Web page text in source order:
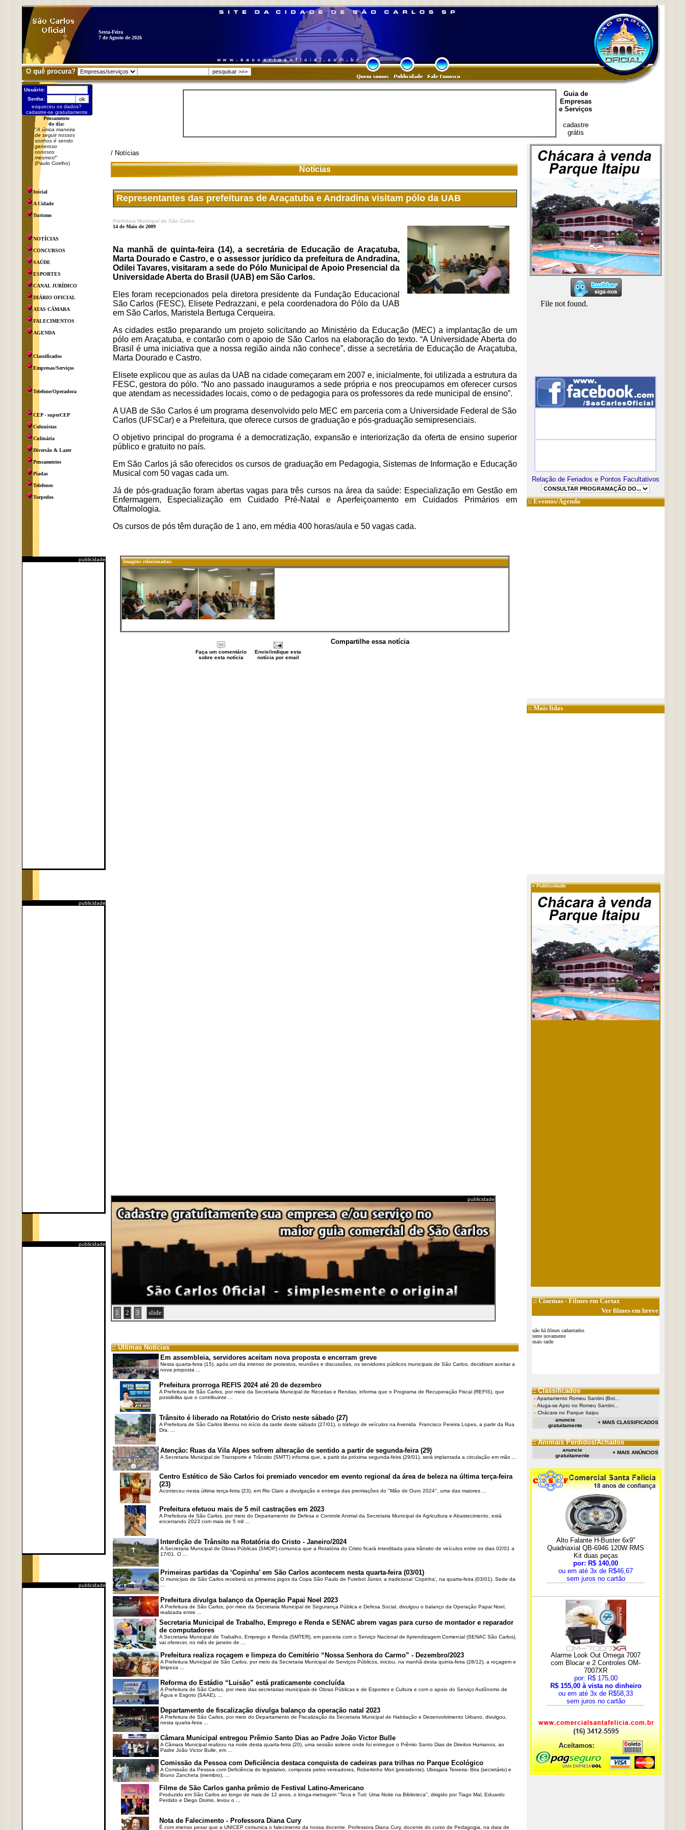
Sexta-Feira
7 de Agosto de 2026
O quê procura?
Usuário:
Senha:
esqueceu os dados?
cadastre-se gratuitamente
Pensamento
do dia:
"A única maneira
de seguir nossos
sonhos é sendo
generoso
conosco
mesmos!"
(Paulo Coelho)
Inicial
A Cidade
Turismo
NOTÍCIAS
CONCURSOS
SAÚDE
ESPORTES
CANAL JURÍDICO
DIÁRIO OFICIAL
ATAS CÂMARA
FALECIMENTOS
AGENDA
Classificados
Empresas/Serviços
Telefone/Operadora
CEP - superCEP
Colunistas
Culinária
Diversão & Lazer
Pensamentos
Piadas
Telefones
Torpedos
publicidade
publicidade
publicidade
publicidade
Guia de
Empresas
e Serviços
cadastre
grátis
/ Notícias
Notícias
Representantes das prefeituras de Araçatuba e Andradina visitam pólo da UAB
Prefeitura Municipal de São Carlos
14 de Maio de 2009
Na manhã de quinta-feira (14), a secretária de Educação de Araçatuba,
Marta Dourado e Castro, e o assessor jurídico da prefeitura de Andradina,
Odilei Tavares, visitaram a sede do Pólo Municipal de Apoio Presencial da
Universidade Aberta do Brasil (UAB) em São Carlos.
Eles foram recepcionados pela diretora presidente da Fundação Educacional
São Carlos (FESC), Elisete Pedrazzani, e pela coordenadora do Pólo da UAB
em São Carlos, Maristela Bertuga Cerqueira.
As cidades estão preparando um projeto solicitando ao Ministério da Educação (MEC) a implantação de um
pólo em Araçatuba, e contarão com o apoio de São Carlos na elaboração do texto. “A Universidade Aberta do
Brasil é uma iniciativa que a nossa região ainda não conhece”, disse a secretária de Educação de Araçatuba,
Marta Dourado e Castro.
Elisete explicou que as aulas da UAB na cidade começaram em 2007 e, inicialmente, foi utilizada a estrutura da
FESC, gestora do pólo. “No ano passado inauguramos a sede própria e nos preocupamos em oferecer cursos
que atendam as necessidades locais, como o de pedagogia para os professores da rede municipal de ensino”.
A UAB de São Carlos é um programa desenvolvido pelo MEC em parceria com a Universidade Federal de São
Carlos (UFSCar) e a Prefeitura, que oferece cursos de graduação e pós-graduação semipresenciais.
O objetivo principal do programa é a democratização, expansão e interiorização da oferta de ensino superior
público e gratuito no país.
Em São Carlos já são oferecidos os cursos de graduação em Pedagogia, Sistemas de Informação e Educação
Musical com 50 vagas cada um.
Já de pós-graduação foram abertas vagas para três cursos na área da saúde: Especialização em Gestão em
Enfermagem, Especialização em Cuidado Pré-Natal e Aperfeiçoamento em Cuidados Primários em
Oftalmologia.
Os cursos de pós têm duração de 1 ano, em média 400 horas/aula e 50 vagas cada.
Imagens relacionadas:
Compartilhe essa notícia
Faça um comentário
sobre esta notícia
Envie/indique esta
notícia por email
publicidade
1 2 3 slide
:: Últimas Notícias
Em assembleia, servidores aceitam nova proposta e encerram greve
Nesta quarta-feira (15), após um dia intenso de protestos, reuniões e discussões, os servidores públicos municipais de São Carlos, decidiram aceitar a
nova proposta ...
Prefeitura prorroga REFIS 2024 até 20 de dezembro
A Prefeitura de São Carlos, por meio da Secretaria Municipal de Receitas e Rendas, informa que o Programa de Recuperação Fiscal (REFIS), que
possibilita que o contribuinte ...
Trânsito é liberado na Rotatório do Cristo neste sábado (27)
A Prefeitura de São Carlos liberou no início da tarde deste sábado (27/01), o tráfego de veículos na Avenida Francisco Pereira Lopes, a partir da Rua
Dra. ...
Atenção: Ruas da Vila Alpes sofrem alteração de sentido a partir de segunda-feira (29)
A Secretaria Municipal de Transporte e Trânsito (SMTT) informa que, a partir da próxima segunda-feira (29/01), será implantada a circulação em mão ...
Centro Estético de São Carlos foi premiado vencedor em evento regional da área de beleza na última terça-feira
(23)
Aconteceu nesta última terça-feira (23), em Rio Claro a divulgação e entrega das premiações do "Mão de Ouro 2024", uma das maiores ...
Prefeitura efetuou mais de 5 mil castrações em 2023
A Prefeitura de São Carlos, por meio do Departamento de Defesa e Controle Animal da Secretaria Municipal de Agricultura e Abastecimento, está
encerrando 2023 com mais de 5 mil ...
Interdição de Trânsito na Rotatória do Cristo - Janeiro/2024
A Secretaria Municipal de Obras Públicas (SMOP) comunica que a Rotatória do Cristo ficará interditada para trânsito de veículos entre os dias 02/01 a
17/01. O ...
Primeiras partidas da ‘Copinha’ em São Carlos acontecem nesta quarta-feira (03/01)
O município de São Carlos receberá os primeiros jogos da Copa São Paulo de Futebol Júnior, a tradicional ‘Copinha’, na quarta-feira (03/01). Sede da
Prefeitura divulga balanço da Operação Papai Noel 2023
A Prefeitura de São Carlos, por meio da Secretaria Municipal de Segurança Pública e Defesa Social, divulgou o balanço da Operação Papai Noel,
realizada entre ...
Secretaria Municipal de Trabalho, Emprego e Renda e SENAC abrem vagas para curso de montador e reparador
de computadores
A Secretaria Municipal de Trabalho, Emprego e Renda (SMTER), em parceria com o Serviço Nacional de Aprendizagem Comercial (SENAC São Carlos),
vai oferecer, no mês de janeiro de ...
Prefeitura realiza roçagem e limpeza do Cemitério “Nossa Senhora do Carmo” - Dezembro/2023
A Prefeitura Municipal de São Carlos, por meio da Secretaria Municipal de Serviços Públicos, iniciou, na manhã desta quinta-feira (28/12), a roçagem e
limpeza ...
Reforma do Estádio “Luisão” está praticamente concluída
A Prefeitura de São Carlos, por meio das secretarias municipais de Obras Públicas e de Esportes e Cultura e com o apoio do Serviço Autônomo de
Água e Esgoto (SAAE), ...
Departamento de fiscalização divulga balanço da operação natal 2023
A Prefeitura de São Carlos, por meio do Departamento de Fiscalização da Secretaria Municipal de Habitação e Desenvolvimento Urbano, divulgou,
nesta quarta-feira ...
Câmara Municipal entregou Prêmio Santo Dias ao Padre João Victor Bulle
A Câmara Municipal realizou na noite desta quarta-feira (20), uma sessão solene onde foi entregue o Prêmio Santo Dias de Direitos Humanos, ao
Padre João Victor Bulle, em ...
Comissão da Pessoa com Deficiência destaca conquista de cadeiras para trilhas no Parque Ecológico
A Comissão da Pessoa com Deficiência do legislativo, composta pelos vereadores, Robertinho Mori (presidente), Ubirajara Teixeira- Bira (secretário) e
Bruno Zancheta (membro), ...
Filme de São Carlos ganha prêmio de Festival Latino-Americano
Produzido em São Carlos ao longo de mais de 12 anos, o longa-metragem "Teca e Tuti: Uma Noite na Biblioteca", dirigido por Tiago Mal, Eduardo
Perdido e Diego Doimo, levou o ...
Nota de Falecimento - Professora Diana Cury
É com imenso pesar que a UNICEP comunica o falecimento da nossa docente, Professora Diana Cury, docente do curso de Pedagogia, na data de
Relação de Feriados e Pontos Facultativos
::Eventos/Agenda
:: Mais lidas
»Publicidade
::Cinemas- Filmes em Cartaz
Ver filmes em breve
não há filmes cadastrados
tente novamente
mais tarde
:: Classificados
Apartamento Romeu Santini (Bot...
Aluga-se Apto no Romeu Santini...
Chácara no Parque Itaipu
anuncie
gratuitamente
+ MAIS CLASSIFICADOS
:: Animais Perdidos/Achados
anuncie
gratuitamente
+ MAIS ANÚNCIOS